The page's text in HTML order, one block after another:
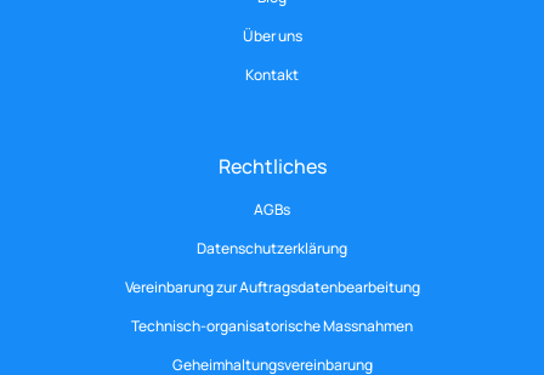
Über uns
Kontakt
Rechtliches
AGBs
Datenschutzerklärung
Vereinbarung zur Auftragsdatenbearbeitung
Technisch-organisatorische Massnahmen
Geheimhaltungsvereinbarung